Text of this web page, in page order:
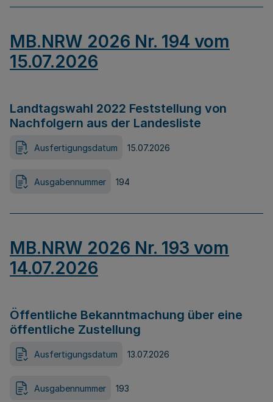
MB.NRW 2026 Nr. 194 vom
15.07.2026
Landtagswahl 2022 Feststellung von
Nachfolgern aus der Landesliste
Ausfertigungsdatum 15.07.2026
Ausgabennummer 194
MB.NRW 2026 Nr. 193 vom
14.07.2026
Öffentliche Bekanntmachung über eine
öffentliche Zustellung
Ausfertigungsdatum 13.07.2026
Ausgabennummer 193